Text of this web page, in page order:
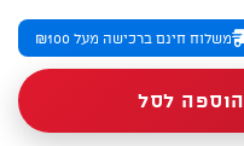
משלוח חינם ברכישה מעל ₪100
הוספה לסל